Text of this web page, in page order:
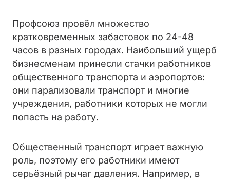
Профсоюз провёл множество
кратковременных забастовок по 24-48
часов в разных городах. Наибольший ущерб
бизнесменам принесли стачки работников
общественного транспорта и аэропортов:
они парализовали транспорт и многие
учреждения, работники которых не могли
попасть на работу.
Общественный транспорт играет важную
роль, поэтому его работники имеют
серьёзный рычаг давления. Например, в